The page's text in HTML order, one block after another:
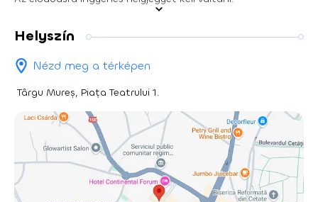
Helyszín
Nézd meg a térképen
Târgu Mureș, Piața Teatrului 1.